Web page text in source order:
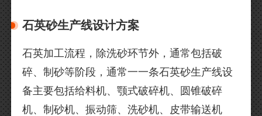
石英砂生产线设计方案
石英加工流程，除洗砂环节外，通常包括破
碎、制砂等阶段，通常一一条石英砂生产线设
备主要包括给料机、颚式破碎机、圆锥破碎
机、制砂机、振动筛、洗砂机、皮带输送机